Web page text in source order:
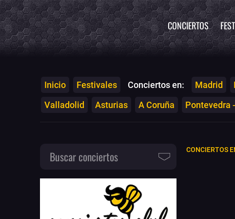
CONCIERTOS
Inicio Festivales Conciertos en: Madrid
Valladolid
Asturias A Coruña Pontevedra
CONCIERTOS
Buscar conciertos